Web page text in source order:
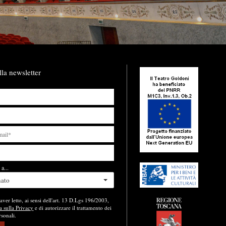
newsletter
letto, ai sensi dell'art. 13 D.Lgs 196/2003,
sulla Privacy e di autorizzare il trattamento dei